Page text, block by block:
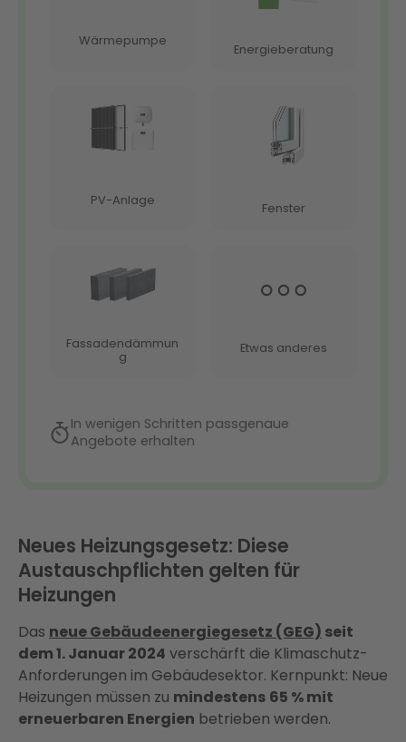
Neues Heizungsgesetz: Diese
Austauschpflichten gelten für
Heizungen
Das neue Gebäudeenergiegesetz (GEG) seit
dem 1. Januar 2024 verschärft die Klimaschutz-
Anforderungen im Gebäudesektor. Kernpunkt: Neue
Heizungen müssen zu mindestens 65 % mit
erneuerbaren Energien betrieben werden.